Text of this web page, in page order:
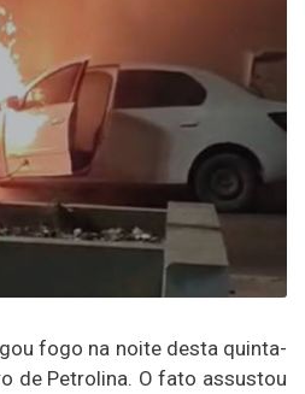
fogo na noite desta quinta-
de Petrolina. O fato assustou